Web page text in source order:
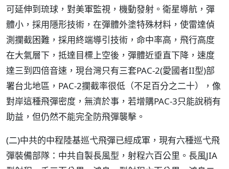
可延伸到琉球，對美軍監視，機動發射。衛星導航，彈
體小，採用隱形技術，在彈體外塗特殊材料，使雷達偵
測攔截困難，採用終端導引技術，命中率高，飛行高度
在大氣層下，抵達目標上空後，彈體近垂直下降，速度
達三到四倍音速，現台灣只有三套PAC-2(愛國者II型)部
署台北地區，PAC-2攔截率很低（不足百分之二十），像
對岸這種飛彈密度，無濟於事，若增購PAC-3只能說稍有
助益，但仍然不能完全防飛彈襲擊。
(二)中共的中程陸基巡弋飛彈已經成軍，現有六種巡弋飛
彈裝備部隊：中共自製長風型，射程六百公里。長風JIA